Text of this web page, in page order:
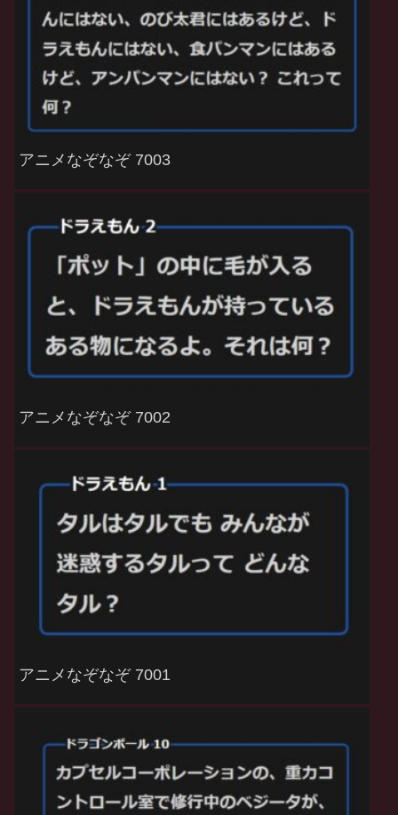
アニメなぞなぞ 7003
アニメなぞなぞ 7002
アニメなぞなぞ 7001